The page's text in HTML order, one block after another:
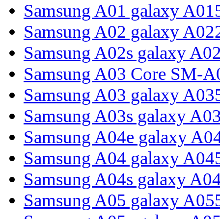
Samsung A01 galaxy
Samsung A02 galaxy
Samsung A02s galaxy
Samsung A03 Core SM-
Samsung A03 galaxy
Samsung A03s galaxy
Samsung A04e galaxy
Samsung A04 galaxy
Samsung A04s galaxy
Samsung A05 galaxy